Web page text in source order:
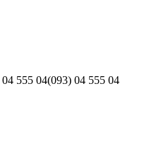
04 555 04(093) 04 555 04